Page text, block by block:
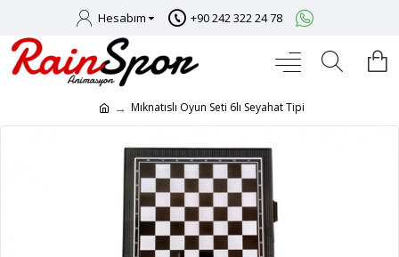
Hesabım +90 242 322 24 78
Mıknatıslı Oyun Seti 6lı Seyahat Tipi